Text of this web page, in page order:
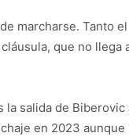
marcharse. Tanto
que no llega
la salida de
en 2023